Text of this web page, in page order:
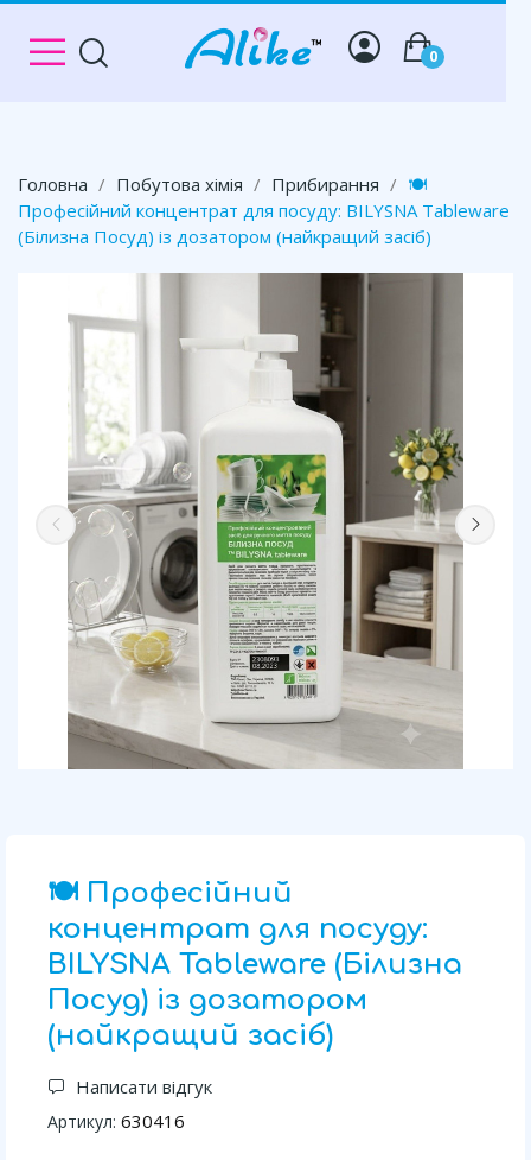
0
Головна Побутова хімія Прибирання
🍽️
Професійний концентрат для посуду: BILYSNA Tableware
(Білизна Посуд) із дозатором (найкращий засіб)
🍽️ Професійний
концентрат для посуду:
BILYSNA Tableware (Білизна
Посуд) із дозатором
(найкращий засіб)
Написати відгук
Артикул: 630416